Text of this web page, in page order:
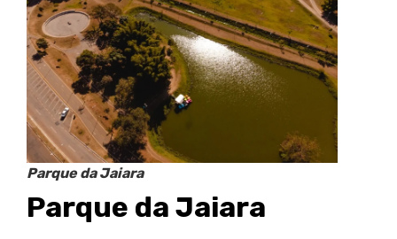
Parque da Jaiara
Parque da Jaiara